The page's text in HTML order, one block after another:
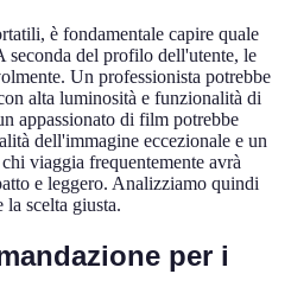
è fondamentale capire quale
del profilo dell'utente, le
Un professionista potrebbe
alta luminosità e funzionalità di
appassionato di film potrebbe
dell'immagine eccezionale e un
viaggia frequentemente avrà
e leggero. Analizziamo quindi
scelta giusta.
per i